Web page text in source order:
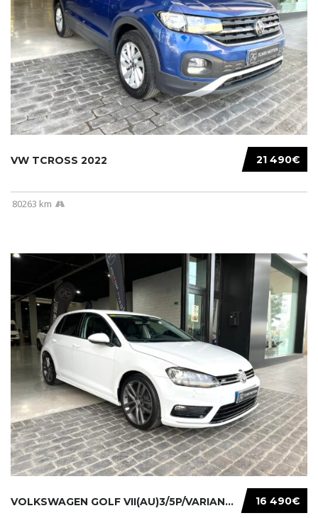
21 490€
VW TCROSS 2022
80263 km
16 490€
VOLKSWAGEN GOLF VII(AU)3/5P/VARIANT(12-16 20...